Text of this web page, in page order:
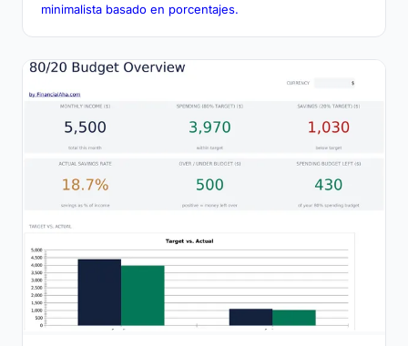
minimalista basado en porcentajes.